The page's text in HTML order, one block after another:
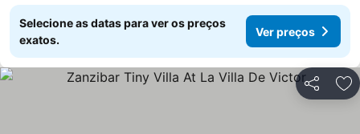
Selecione as datas para ver os preços
exatos.
Ver preços
Partilhar